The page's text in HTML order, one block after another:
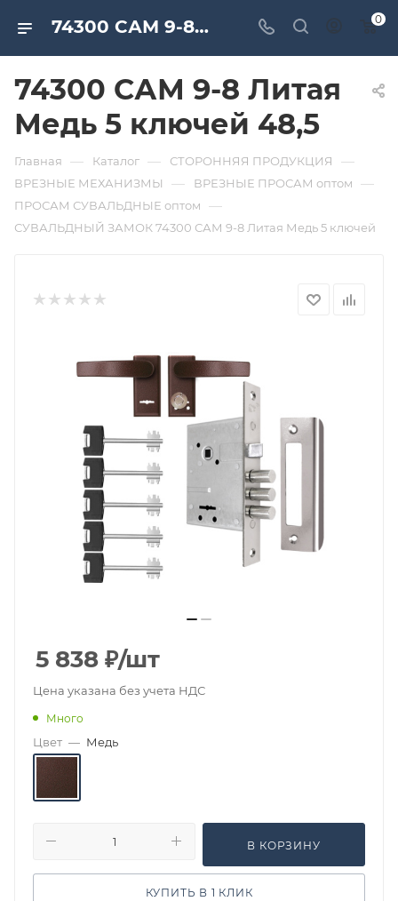
74300 САМ 9-8 Литая Медь 5 ключей 48,5. Дверная и мебельная фурнитура САМИР-КИЛИТ | Оптовые поставки 0
74300 САМ 9-8 Литая
Медь 5 ключей 48,5
Главная — Каталог — СТОРОННЯЯ ПРОДУКЦИЯ —
ВРЕЗНЫЕ МЕХАНИЗМЫ — ВРЕЗНЫЕ ПРОСАМ оптом —
ПРОСАМ СУВАЛЬДНЫЕ оптом —
СУВАЛЬДНЫЙ ЗАМОК 74300 САМ 9-8 Литая Медь 5 ключей
5 838 ₽/шт
Цена указана без учета НДС
Много
Цвет — Медь
В КОРЗИНУ
КУПИТЬ В 1 КЛИК